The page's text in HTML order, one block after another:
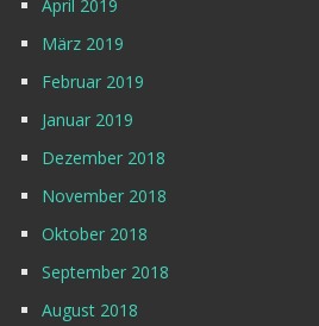
April 2019
März 2019
Februar 2019
Januar 2019
Dezember 2018
November 2018
Oktober 2018
September 2018
August 2018